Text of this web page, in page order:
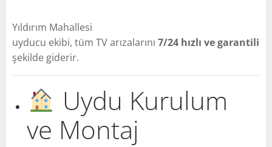
Yıldırım Mahallesi
uyducu ekibi, tüm TV arızalarını 7/24 hızlı ve garantili
şekilde giderir.
Uydu Kurulum
ve Montaj